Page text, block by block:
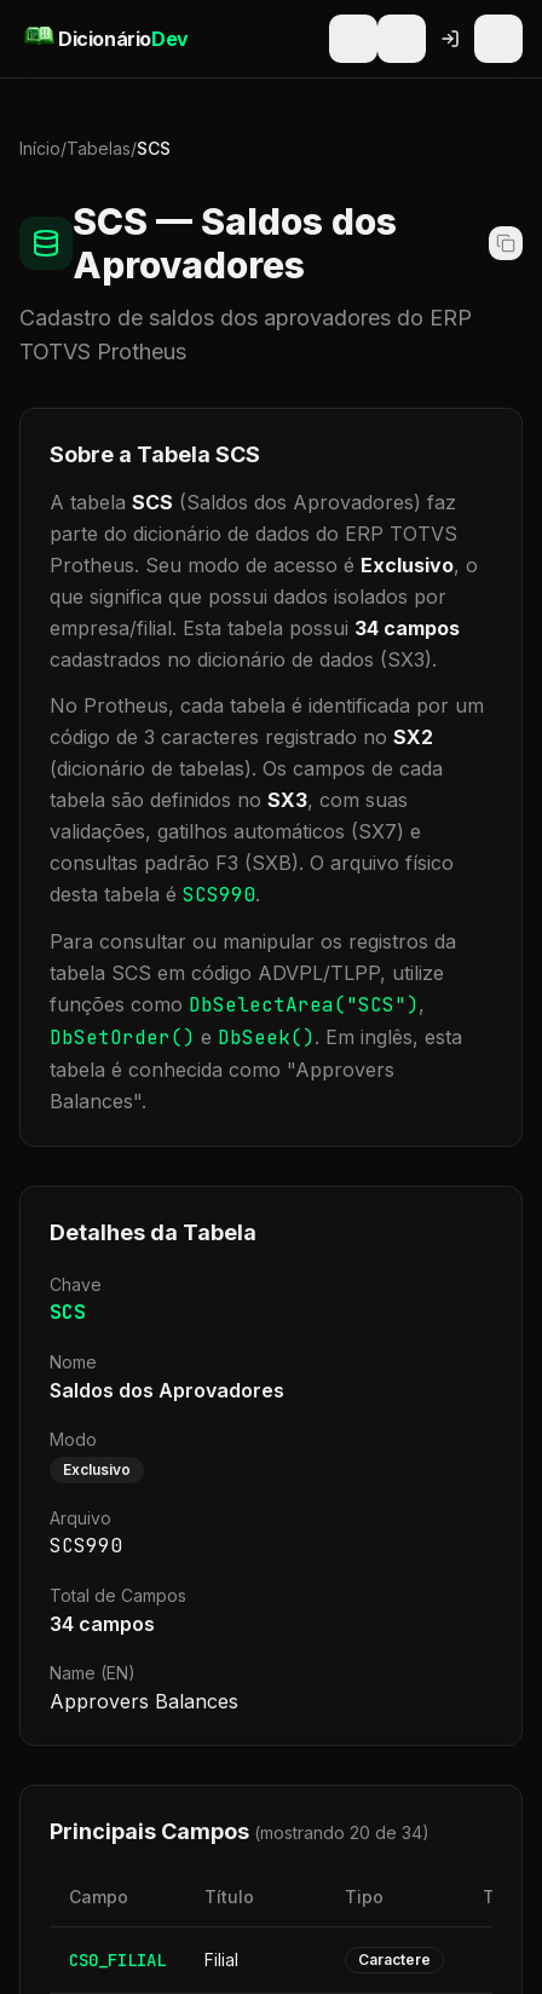
DicionárioDev
Início/Tabelas/SCS
SCS — Saldos dos
Aprovadores
Cadastro de saldos dos aprovadores do ERP
TOTVS Protheus
Sobre a Tabela SCS
A tabela SCS (Saldos dos Aprovadores) faz
parte do dicionário de dados do ERP TOTVS
Protheus. Seu modo de acesso é Exclusivo, o
que significa que possui dados isolados por
empresa/filial. Esta tabela possui 34 campos
cadastrados no dicionário de dados (SX3).
No Protheus, cada tabela é identificada por um
código de 3 caracteres registrado no SX2
(dicionário de tabelas). Os campos de cada
tabela são definidos no SX3, com suas
validações, gatilhos automáticos (SX7) e
consultas padrão F3 (SXB). O arquivo físico
desta tabela é SCS990.
Para consultar ou manipular os registros da
tabela SCS em código ADVPL/TLPP, utilize
funções como DbSelectArea("SCS"),
DbSetOrder() e DbSeek(). Em inglês, esta
tabela é conhecida como "Approvers
Balances".
Detalhes da Tabela
Chave
SCS
Nome
Saldos dos Aprovadores
Modo
Exclusivo
Arquivo
SCS990
Total de Campos
34 campos
Name (EN)
Approvers Balances
Principais Campos (mostrando 20 de 34)
Campo Título Tipo
CS0_FILIAL Filial Caractere